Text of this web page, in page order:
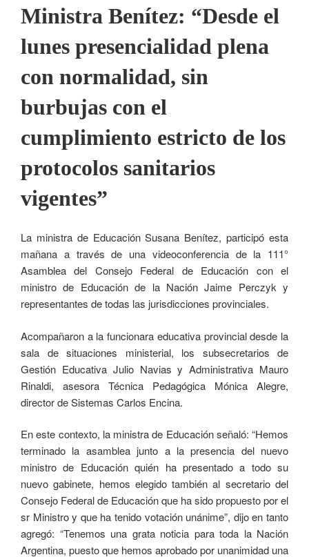
Ministra Benítez: “Desde el
lunes presencialidad plena
con normalidad, sin
burbujas con el
cumplimiento estricto de los
protocolos sanitarios
vigentes”
La ministra de Educación Susana Benítez, participó esta
mañana a través de una videoconferencia de la 111°
Asamblea del Consejo Federal de Educación con el
ministro de Educación de la Nación Jaime Perczyk y
representantes de todas las jurisdicciones provinciales.
Acompañaron a la funcionara educativa provincial desde la
sala de situaciones ministerial, los subsecretarios de
Gestión Educativa Julio Navias y Administrativa Mauro
Rinaldi, asesora Técnica Pedagógica Mónica Alegre,
director de Sistemas Carlos Encina.
En este contexto, la ministra de Educación señaló: “Hemos
terminado la asamblea junto a la presencia del nuevo
ministro de Educación quién ha presentado a todo su
nuevo gabinete, hemos elegido también al secretario del
Consejo Federal de Educación que ha sido propuesto por el
sr Ministro y que ha tenido votación unánime”, dijo en tanto
agregó: “Tenemos una grata noticia para toda la Nación
Argentina, puesto que hemos aprobado por unanimidad una